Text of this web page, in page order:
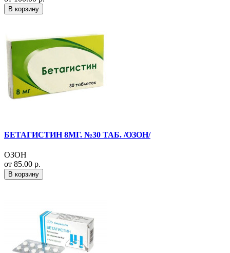
В корзину
БЕТАГИСТИН 8МГ. №30 ТАБ. /ОЗОН/
ОЗОН
от 85.00 р.
В корзину